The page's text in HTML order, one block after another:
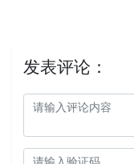
发表评论：